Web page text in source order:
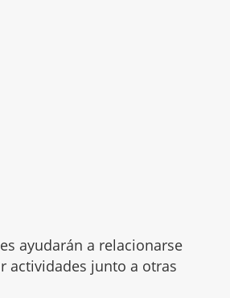
ayudarán a relacionarse
actividades junto a otras